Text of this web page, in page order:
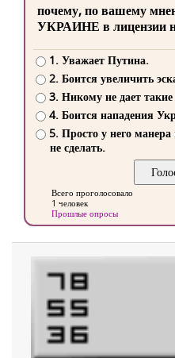
почему, по вашему
УКРАИНЕ в лицензии
1. Уважает Путина.
2. Боится увеличить
3. Никому не дает
4. Боится нападения
5. Просто у него
не сделать.
Всего проголосовало
1 человек
Прошлые опросы